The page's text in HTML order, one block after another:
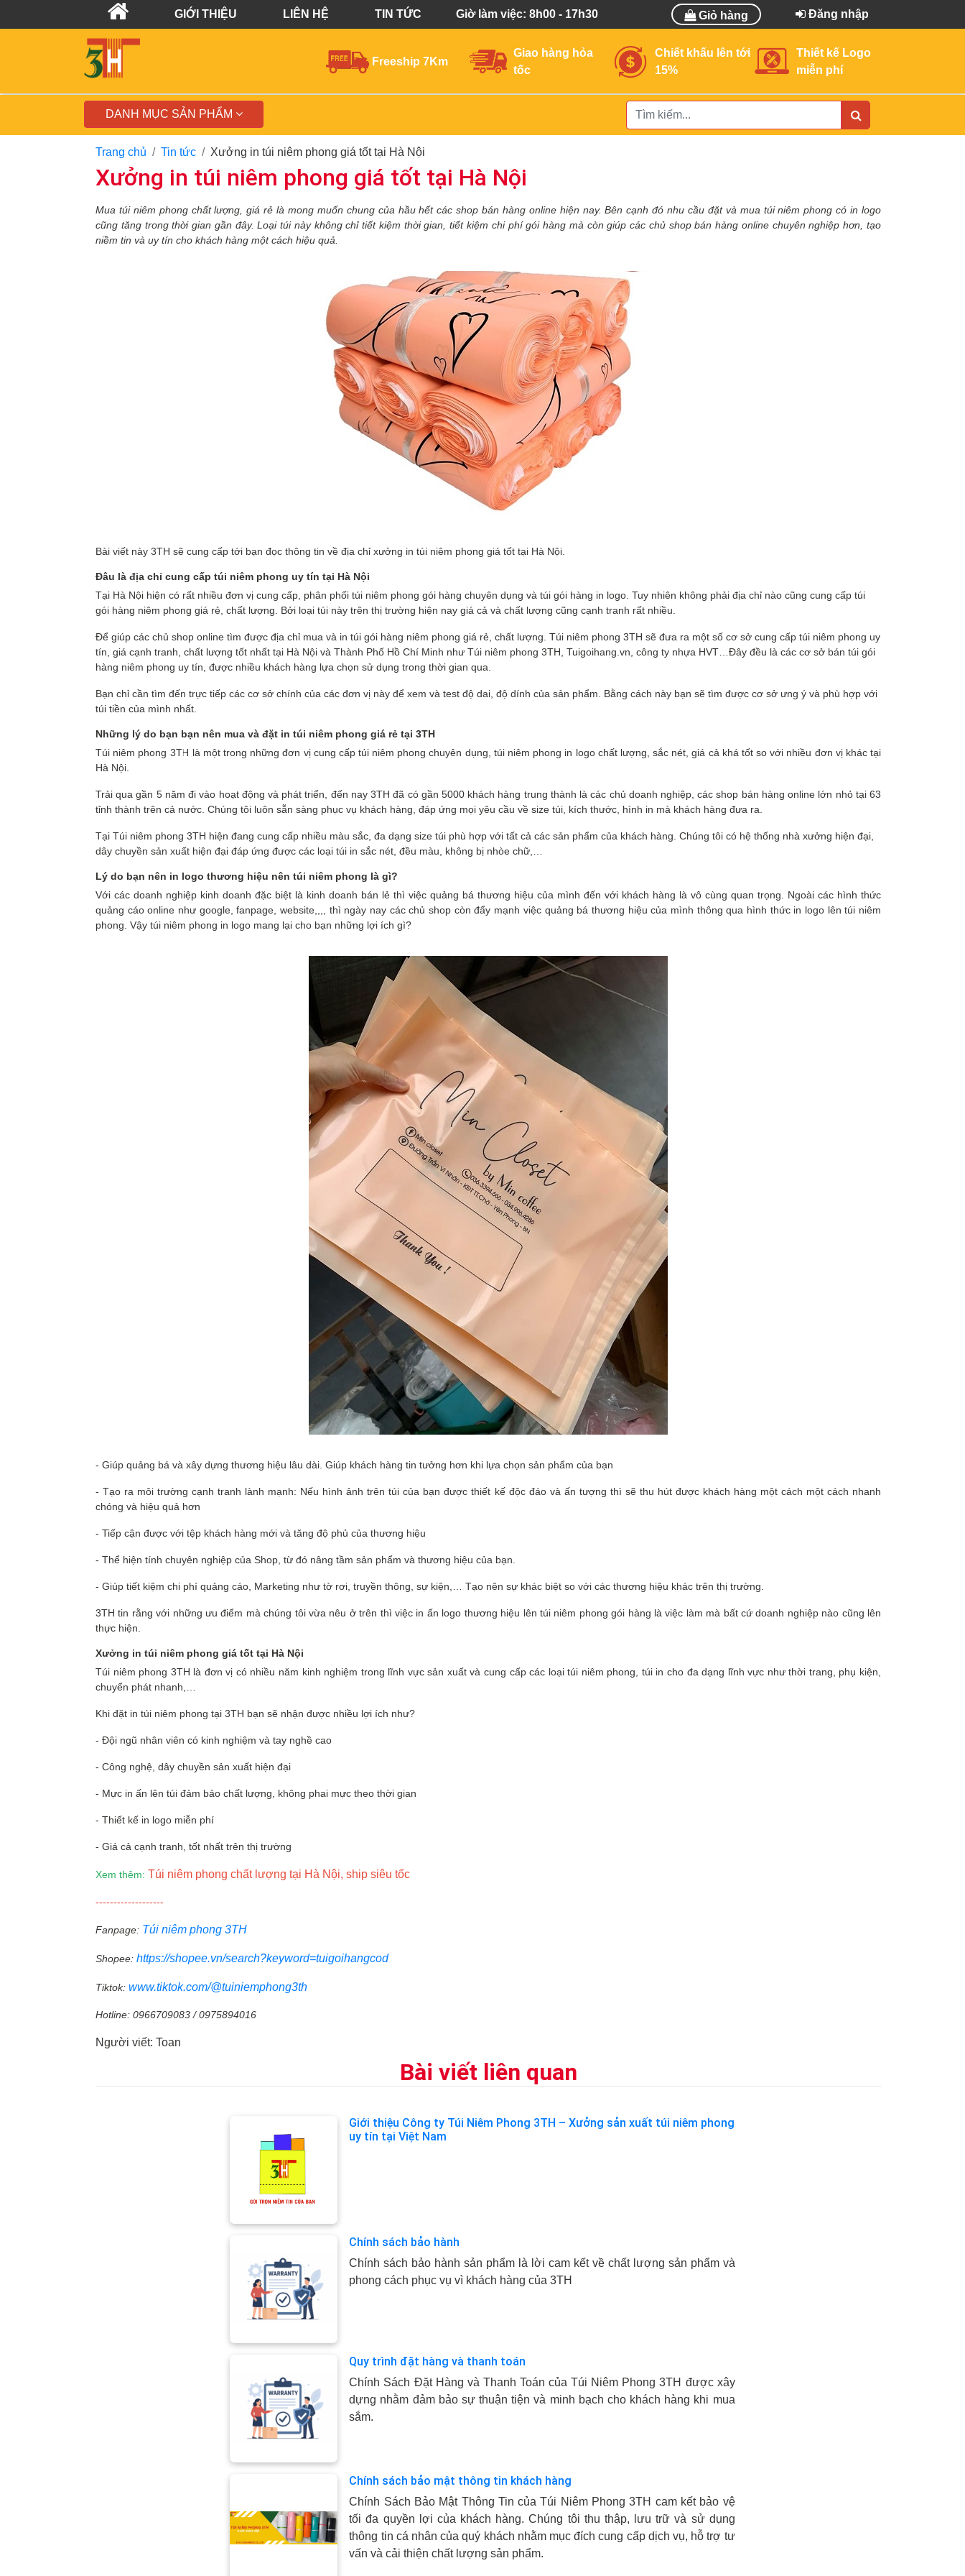
GIỚI THIỆU LIÊN HỆ TIN TỨC Giờ làm việc: 8h00 - 17h30 Giỏ hàng Đăng nhập
Freeship 7Km
Giao hàng hỏa
tốc
Chiết khấu lên tới
15%
Thiết kế Logo
miễn phí
DANH MỤC SẢN PHẨM
Trang chủ Tin tức Xưởng in túi niêm phong giá tốt tại Hà Nội
Xưởng in túi niêm phong giá tốt tại Hà Nội
Mua túi niêm phong chất lượng, giá rẻ là mong muốn chung của hầu hết các shop bán hàng online hiện nay. Bên cạnh đó nhu cầu đặt và mua túi niêm phong có in logo
cũng tăng trong thời gian gần đây. Loại túi này không chỉ tiết kiệm thời gian, tiết kiệm chi phí gói hàng mà còn giúp các chủ shop bán hàng online chuyên nghiệp hơn, tạo
niềm tin và uy tín cho khách hàng một cách hiệu quả.
Bài viết này 3TH sẽ cung cấp tới bạn đọc thông tin về địa chỉ xưởng in túi niêm phong giá tốt tại Hà Nội.
Đâu là địa chỉ cung cấp túi niêm phong uy tín tại Hà Nội
Tại Hà Nội hiện có rất nhiều đơn vị cung cấp, phân phối túi niêm phong gói hàng chuyên dụng và túi gói hàng in logo. Tuy nhiên không phải địa chỉ nào cũng cung cấp túi
gói hàng niêm phong giá rẻ, chất lượng. Bởi loại túi này trên thị trường hiện nay giá cả và chất lượng cũng cạnh tranh rất nhiều.
Để giúp các chủ shop online tìm được địa chỉ mua và in túi gói hàng niêm phong giá rẻ, chất lượng. Túi niêm phong 3TH sẽ đưa ra một số cơ sở cung cấp túi niêm phong uy
tín, giá cạnh tranh, chất lượng tốt nhất tại Hà Nội và Thành Phố Hồ Chí Minh như Túi niêm phong 3TH, Tuigoihang.vn, công ty nhựa HVT…Đây đều là các cơ sở bán túi gói
hàng niêm phong uy tín, được nhiều khách hàng lựa chọn sử dụng trong thời gian qua.
Bạn chỉ cần tìm đến trực tiếp các cơ sở chính của các đơn vị này để xem và test độ dai, độ dính của sản phẩm. Bằng cách này bạn sẽ tìm được cơ sở ưng ý và phù hợp với
túi tiền của mình nhất.
Những lý do bạn bạn nên mua và đặt in túi niêm phong giá rẻ tại 3TH
Túi niêm phong 3TH là một trong những đơn vị cung cấp túi niêm phong chuyên dụng, túi niêm phong in logo chất lượng, sắc nét, giá cả khá tốt so với nhiều đơn vị khác tại
Hà Nội.
Trải qua gần 5 năm đi vào hoạt động và phát triển, đến nay 3TH đã có gần 5000 khách hàng trung thành là các chủ doanh nghiệp, các shop bán hàng online lớn nhỏ tại 63
tỉnh thành trên cả nước. Chúng tôi luôn sẵn sàng phục vụ khách hàng, đáp ứng mọi yêu cầu về size túi, kích thước, hình in mà khách hàng đưa ra.
Tại Túi niêm phong 3TH hiện đang cung cấp nhiều màu sắc, đa dạng size túi phù hợp với tất cả các sản phẩm của khách hàng. Chúng tôi có hệ thống nhà xưởng hiện đại,
dây chuyền sản xuất hiện đại đáp ứng được các loại túi in sắc nét, đều màu, không bị nhòe chữ,…
Lý do bạn nên in logo thương hiệu nên túi niêm phong là gì?
Với các doanh nghiệp kinh doanh đặc biệt là kinh doanh bán lẻ thì việc quảng bá thương hiệu của mình đến với khách hàng là vô cùng quan trọng. Ngoài các hình thức
quảng cáo online như google, fanpage, website,,,, thì ngày nay các chủ shop còn đẩy mạnh việc quảng bá thương hiệu của mình thông qua hình thức in logo lên túi niêm
phong. Vậy túi niêm phong in logo mang lại cho bạn những lợi ích gì?
- Giúp quảng bá và xây dựng thương hiệu lâu dài. Giúp khách hàng tin tưởng hơn khi lựa chọn sản phẩm của bạn
- Tạo ra môi trường cạnh tranh lành mạnh: Nếu hình ảnh trên túi của bạn được thiết kế độc đáo và ấn tượng thì sẽ thu hút được khách hàng một cách một cách nhanh
chóng và hiệu quả hơn
- Tiếp cận được với tệp khách hàng mới và tăng độ phủ của thương hiệu
- Thể hiện tính chuyên nghiệp của Shop, từ đó nâng tầm sản phẩm và thương hiệu của bạn.
- Giúp tiết kiệm chi phí quảng cáo, Marketing như tờ rơi, truyền thông, sự kiện,… Tạo nên sự khác biệt so với các thương hiệu khác trên thị trường.
3TH tin rằng với những ưu điểm mà chúng tôi vừa nêu ở trên thì việc in ấn logo thương hiệu lên túi niêm phong gói hàng là việc làm mà bất cứ doanh nghiệp nào cũng lên
thực hiện.
Xưởng in túi niêm phong giá tốt tại Hà Nội
Túi niêm phong 3TH là đơn vị có nhiều năm kinh nghiệm trong lĩnh vực sản xuất và cung cấp các loại túi niêm phong, túi in cho đa dạng lĩnh vực như thời trang, phụ kiện,
chuyển phát nhanh,…
Khi đặt in túi niêm phong tại 3TH bạn sẽ nhận được nhiều lợi ích như?
- Đội ngũ nhân viên có kinh nghiệm và tay nghề cao
- Công nghệ, dây chuyền sản xuất hiện đại
- Mực in ấn lên túi đảm bảo chất lượng, không phai mực theo thời gian
- Thiết kế in logo miễn phí
- Giá cả cạnh tranh, tốt nhất trên thị trường
Xem thêm: Túi niêm phong chất lượng tại Hà Nội, ship siêu tốc
-------------------
Fanpage: Túi niêm phong 3TH
Shopee: https://shopee.vn/search?keyword=tuigoihangcod
Tiktok: www.tiktok.com/@tuiniemphong3th
Hotline: 0966709083 / 0975894016
Người viết: Toan
Bài viết liên quan
Giới thiệu Công ty Túi Niêm Phong 3TH – Xưởng sản xuất túi niêm phong
uy tín tại Việt Nam
Chính sách bảo hành
Chính sách bảo hành sản phẩm là lời cam kết về chất lượng sản phẩm và
phong cách phục vụ vì khách hàng của 3TH
Quy trình đặt hàng và thanh toán
Chính Sách Đặt Hàng và Thanh Toán của Túi Niêm Phong 3TH được xây
dựng nhằm đảm bảo sự thuận tiện và minh bạch cho khách hàng khi mua
sắm.
Chính sách bảo mật thông tin khách hàng
Chính Sách Bảo Mật Thông Tin của Túi Niêm Phong 3TH cam kết bảo vệ
tối đa quyền lợi của khách hàng. Chúng tôi thu thập, lưu trữ và sử dụng
thông tin cá nhân của quý khách nhằm mục đích cung cấp dịch vụ, hỗ trợ tư
vấn và cải thiện chất lượng sản phẩm.